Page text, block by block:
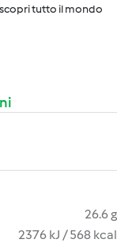
tutto il mondo
26.6 g
2376 kJ / 568 kcal